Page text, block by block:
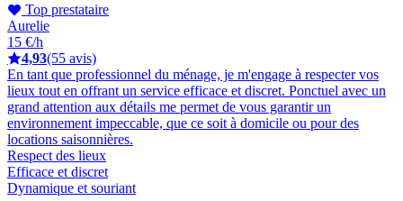
Top prestataire
Aurelie
15 €/h
4,93(55 avis)
En tant que professionnel du ménage, je m'engage à respecter vos
lieux tout en offrant un service efficace et discret. Ponctuel avec un
grand attention aux détails me permet de vous garantir un
environnement impeccable, que ce soit à domicile ou pour des
locations saisonnières.
Respect des lieux
Efficace et discret
Dynamique et souriant